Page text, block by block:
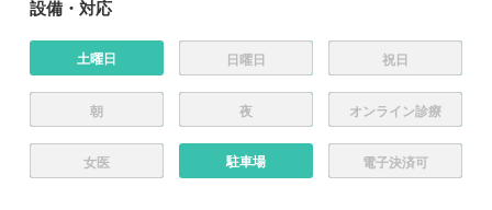
設備・対応
土曜日 日曜日 祝日
朝 夜 オンライン診療
女医 駐車場 電子決済可